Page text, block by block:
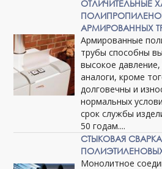
ОТЛИЧИТЕЛЬНЫЕ
АРМИРОВАННЫХ
Армированные
трубы способны
высокое
аналоги, кроме
долговечны и
нормальных
срок службы
50 годам....
СТЫКОВАЯ СВАРКА
Монолитное